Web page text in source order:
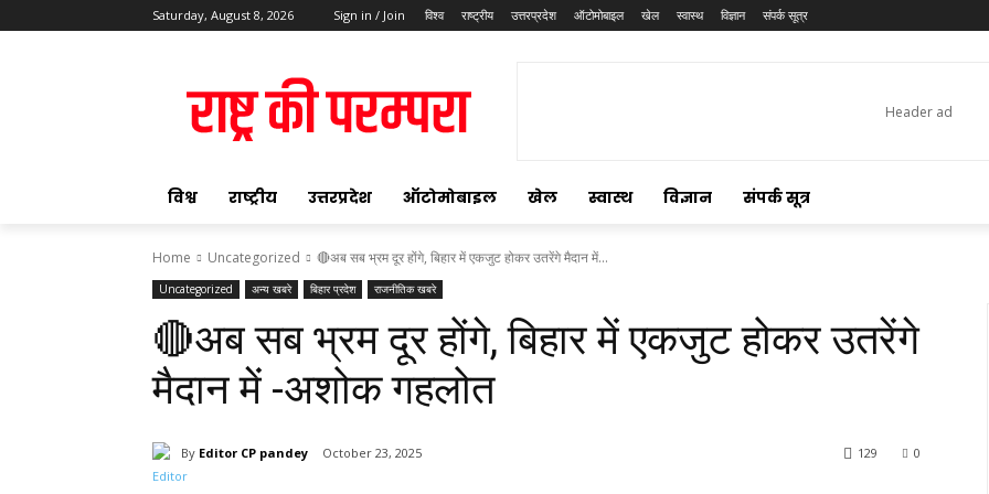
Saturday, August 8, 2026 Sign in / Join विश्व राष्ट्रीय उत्तरप्रदेश ऑटोमोबाइल खेल स्वास्थ विज्ञान संपर्क सूत्र
विश्व राष्ट्रीय उत्तरप्रदेश ऑटोमोबाइल खेल स्वास्थ विज्ञान संपर्क सूत्र
Home Uncategorized 🔴अब सब भ्रम दूर होंगे, बिहार में एकजुट होकर उतरेंगे मैदान में...
Uncategorized अन्य खबरे बिहार प्रदेश राजनीतिक खबरे
🔴अब सब भ्रम दूर होंगे, बिहार में एकजुट होकर उतरेंगे
मैदान में -अशोक गहलोत
By Editor CP pandey October 23, 2025 0
129